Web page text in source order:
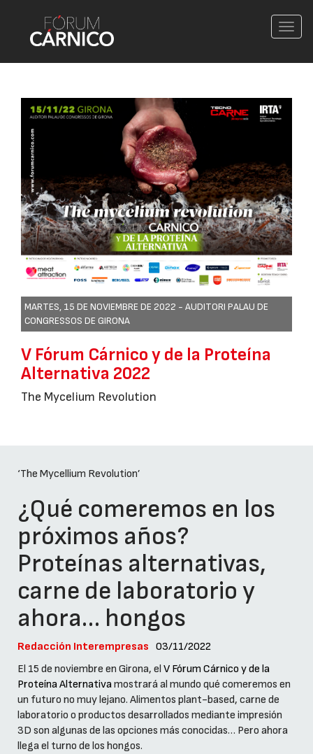
MARTES, 15 DE NOVIEMBRE DE 2022 - AUDITORI PALAU DE
CONGRESSOS DE GIRONA
V Fórum Cárnico y de la Proteína
Alternativa 2022
The Mycelium Revolution
‘The Mycellium Revolution’
¿Qué comeremos en los
próximos años?
Proteínas alternativas,
carne de laboratorio y
ahora… hongos
Redacción Interempresas 03/11/2022
El 15 de noviembre en Girona, el V Fórum Cárnico y de la
Proteína Alternativamostrará al mundo qué comeremos en
un futuro no muy lejano. Alimentos plant-based, carne de
laboratorio o productos desarrollados mediante impresión
3D son algunas de las opciones más conocidas… Pero ahora
llega el turno de los hongos.